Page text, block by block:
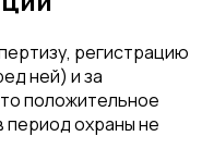
регистрацию
ней) и за
положительное
период охраны не